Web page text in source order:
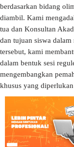
berdasarkan bidang
diambil. Kami
tua dan Konsultan
dan tujuan siswa
tersebut, kami
dalam bentuk sesi
mengembangkan
khusus yang